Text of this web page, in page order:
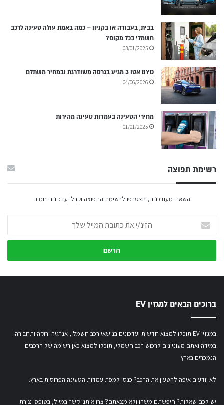
בבית, בעבודה או בקניון – כמה באמת עולה טעינה לרכב
חשמלי בכל מקום?
03/01/2025
BYD אטו 3 מגיע בגרסה משודרגת ובמחיר משתלם
04/06/2026
מחירי הטעינה בעמדות טעינה מהירות
01/01/2025
רשימת תפוצה
השארו מעודכנים, הצטרפו לרשימת התפוצה וקבלו עדכונים חמים
את
כתובת
שלך
ברוכים הבאים למגזין EV
במגזין EV תוכלו למצוא חדשות ועדכונים בנושאי רכב חשמלי, אנרגיה ירוקה ותחבורה.
במידה ואתם מעוניינים לרכוש רכב חשמלי, תוכלו למצוא כאן רשימה של הרכבים
הנמכרים בארץ.
לא יודעים איפה להטעין את הרכב? כנסו למפת עמדות הטעינה הפרוסות בארץ.
יש לכם שאלות? חיפשתם משהו ולא מצאתם?ֿ צרו איתנו קשר במייל, בטופס יצירת